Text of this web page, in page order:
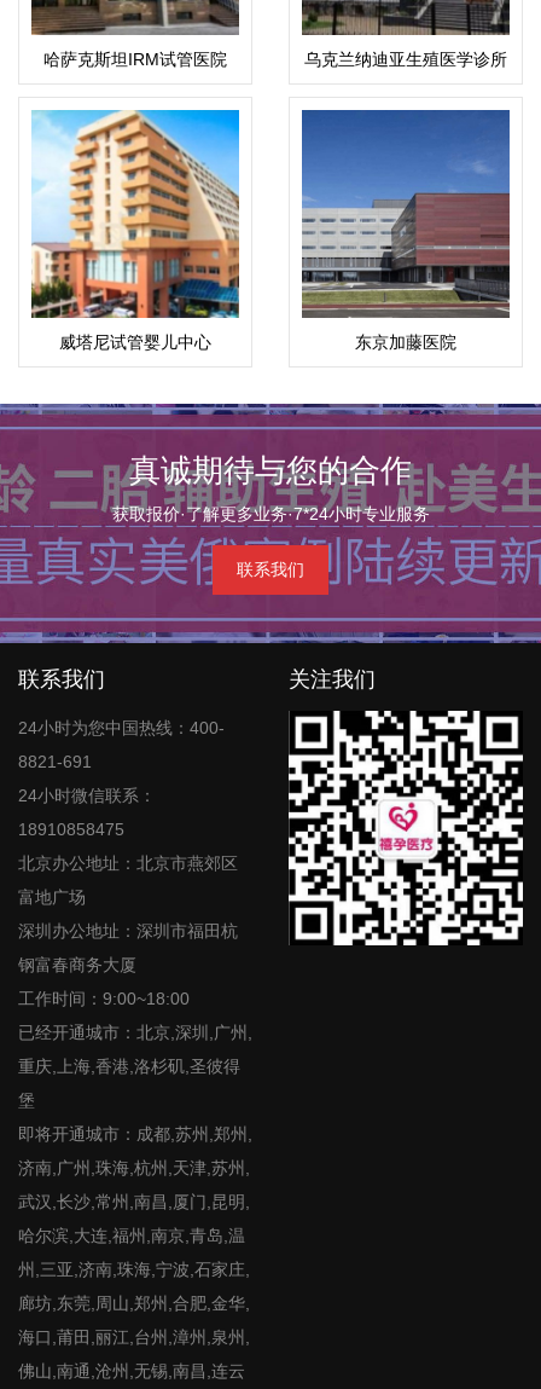
哈萨克斯坦IRM试管医院 乌克兰纳迪亚生殖医学诊所
威塔尼试管婴儿中心
(Vejthani)
东京加藤医院
真诚期待与您的合作
获取报价·了解更多业务·7*24小时专业服务
联系我们
联系我们
24小时为您中国热线：400-
8821-691
24小时微信联系：
18910858475
北京办公地址：北京市燕郊区
富地广场
深圳办公地址：深圳市福田杭
钢富春商务大厦
工作时间：9:00~18:00
已经开通城市：北京,深圳,广州,
重庆,上海,香港,洛杉矶,圣彼得
堡
即将开通城市：成都,苏州,郑州,
济南,广州,珠海,杭州,天津,苏州,
武汉,长沙,常州,南昌,厦门,昆明,
哈尔滨,大连,福州,南京,青岛,温
州,三亚,济南,珠海,宁波,石家庄,
廊坊,东莞,周山,郑州,合肥,金华,
海口,莆田,丽江,台州,漳州,泉州,
佛山,南通,沧州,无锡,南昌,连云
关注我们